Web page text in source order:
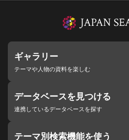
ギャラリー
テーマや人物の資料を楽しむ
データベースを見つける
連携しているデータベースを探す
テーマ別検索機能を使う